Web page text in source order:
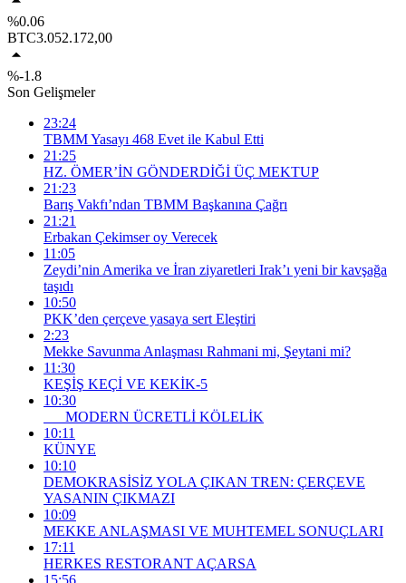
%0.06
BTC3.052.172,00
%-1.8
Son Gelişmeler
23:24
TBMM Yasayı 468 Evet ile Kabul Etti
21:25
HZ. ÖMER’İN GÖNDERDİĞİ ÜÇ MEKTUP
21:23
Barış Vakfı’ndan TBMM Başkanına Çağrı
21:21
Erbakan Çekimser oy Verecek
11:05
Zeydi’nin Amerika ve İran ziyaretleri Irak’ı yeni bir kavşağa
taşıdı
10:50
PKK’den çerçeve yasaya sert Eleştiri
2:23
Mekke Savunma Anlaşması Rahmani mi, Şeytani mi?
11:30
KEŞİŞ KEÇİ VE KEKİK-5
10:30
MODERN ÜCRETLİ KÖLELİK
10:11
KÜNYE
10:10
DEMOKRASİSİZ YOLA ÇIKAN TREN: ÇERÇEVE
YASANIN ÇIKMAZI
10:09
MEKKE ANLAŞMASI VE MUHTEMEL SONUÇLARI
17:11
HERKES RESTORANT AÇARSA
15:56